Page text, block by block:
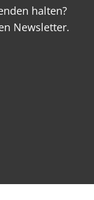
halten?
Newsletter.